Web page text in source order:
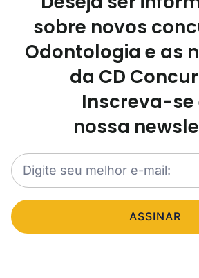
sobre novos
Odontologia e as
da CD
Inscreva-se
nossa
ASSINAR